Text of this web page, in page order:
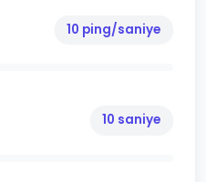
10 ping/saniye
10 saniye